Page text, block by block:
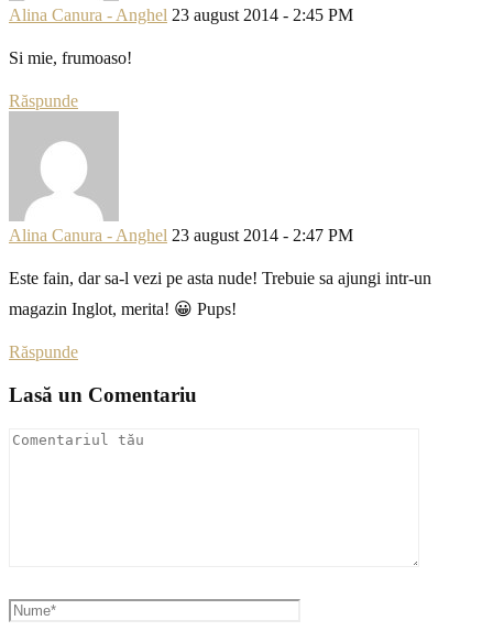
Alina Canura - Anghel 23 august 2014 - 2:45 PM
Si mie, frumoaso!
Răspunde
Alina Canura - Anghel 23 august 2014 - 2:47 PM
Este fain, dar sa-l vezi pe asta nude! Trebuie sa ajungi intr-un
magazin Inglot, merita! 😀 Pups!
Răspunde
Lasă un Comentariu